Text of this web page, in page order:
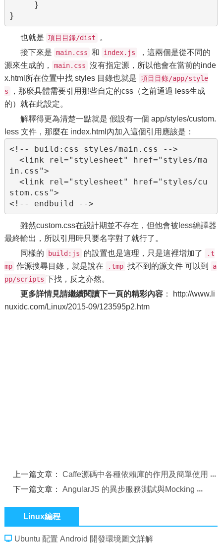
}
也就是 項目目錄/dist
。
接下來是 main.css 和 index.js
，這兩個是從不同的
源來生成的，
main.css 沒有指定源，所以他會在當前的inde
x.html所在位置中找 styles 目錄也就是 項目目錄/app/style
s
，那麼具體需要引用那些自定的css（之前通過 less生成
的）就在此設定。
解釋得更為清楚一點就是 假設有一個 app/styles/custom.
less 文件，那麼在 index.html內加入這個引用應該是：
<!-- build:css styles/main.css -->
  <link rel="stylesheet" href="styles/ma
in.css">
  <link rel="stylesheet" href="styles/cu
stom.css">
<!-- endbuild -->
雖然custom.css在設計期並不存在，但他會被less編譯器
最終輸出，所以引用時只要名字對了就行了。
同樣的
build:js 的設置也是這理，只是這裡增加了
.t
mp 作源搜尋目錄，就是說在 .tmp 找不到的源文件 可以到
a
pp/scripts 下找，反之亦然。
更多詳情見請繼續閱讀下一頁的精彩內容： http://www.li
nuxidc.com/Linux/2015-09/123595p2.htm
上一篇文章：Caffe源碼中各種依賴庫的作用及簡單使用
下一篇文章：AngularJS 的異步服務測試與Mocking
Linux編程
Ubuntu 配置 Android 開發環境圖文詳解